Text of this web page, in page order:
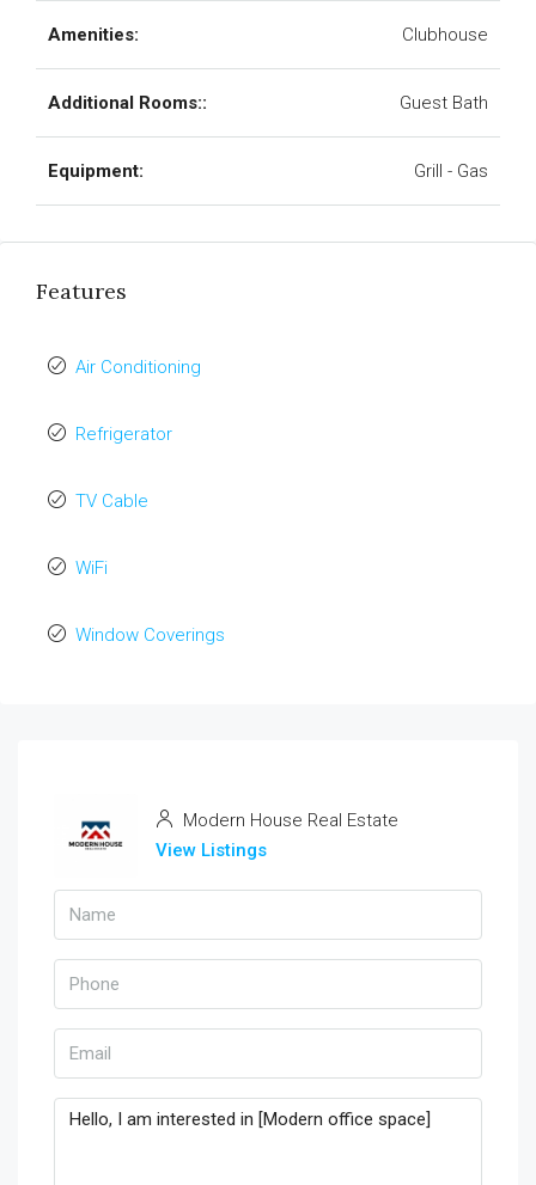
Amenities: Clubhouse
Additional Rooms:: Guest Bath
Equipment: Grill - Gas
Features
Air Conditioning
Refrigerator
TV Cable
WiFi
Window Coverings
Modern House Real Estate
View Listings